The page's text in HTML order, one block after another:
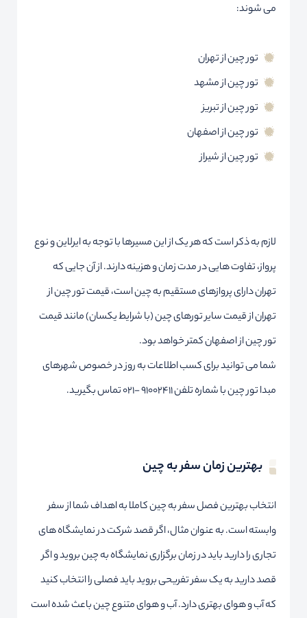
می شوند:
تور چین از تهران
تور چین از مشهد
تور چین از تبریز
تور چین از اصفهان
تور چین از شیراز
لازم به ذکر است که هر یک از این مسیرها با توجه به ایرلاین و نوع
پرواز، تفاوت هایی در مدت زمان و هزینه دارند. از آن جایی که
تهران دارای پروازهای مستقیم به چین است، قیمت تور چین از
تهران از قیمت سایر تورهای چین (با شرایط یکسان) مانند قیمت
تور چین از اصفهان کمتر خواهد بود.
شما می توانید برای کسب اطلاعات به روز در خصوص شهرهای
مبدا تور چین با شماره تلفن 91002411 -021 تماس بگیرید.
بهترین زمان سفر به چین
انتخاب بهترین فصل سفر به چین کاملا به اهداف شما از سفر
وابسته است. به عنوان مثال، اگر قصد شرکت در نمایشگاه های
تجاری را دارید باید در زمان برگزاری نمایشگاه به چین بروید و اگر
قصد دارید به یک سفر تفریحی بروید باید فصلی را انتخاب کنید
که آب و هوای بهتری دارد. آب و هوای متنوع چین باعث شده است